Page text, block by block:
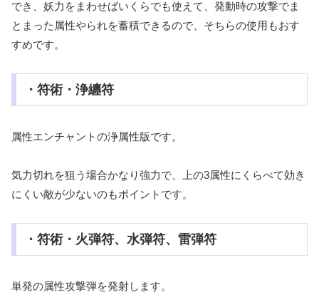
でき、妖力をまわせばいくらでも使えて、発動時の攻撃でま
とまった属性やられを蓄積できるので、そちらの使用もおす
すめです。
・符術・浄纏符
属性エンチャントの浄属性版です。
気力切れを狙う場合かなり強力で、上の3属性にくらべて効き
にくい敵が少ないのもポイントです。
・符術・火弾符、水弾符、雷弾符
単発の属性攻撃弾を発射します。